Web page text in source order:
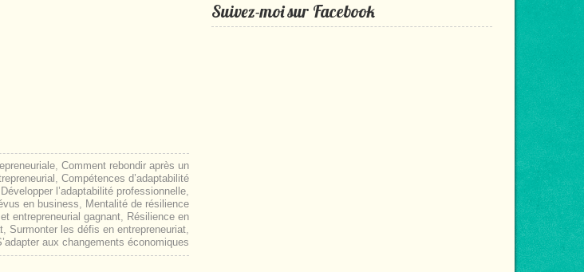
, Comment rebondir après un
Compétences d’adaptabilité
Développer l’adaptabilité professionnelle,
en business
Mentalité de résilience
entrepreneurial gagnant, Résilience en
, Surmonter les défis en entrepreneuriat,
aux changements économiques
Suivez-moi sur Facebook